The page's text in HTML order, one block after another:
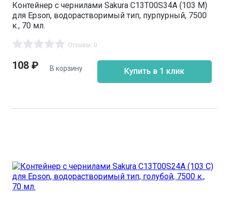
Контейнер с чернилами Sakura C13T00S34A (103 M)
для Epson, водорастворимый тип, пурпурный, 7500
к., 70 мл.
Отзывы: 0
108 ₽ В корзину Купить в 1 клик